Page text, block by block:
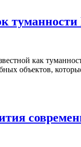
как
объектов,